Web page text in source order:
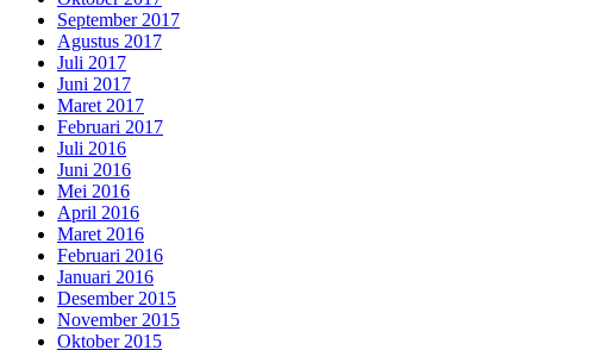
September 2017
Agustus 2017
Juli 2017
Juni 2017
Maret 2017
Februari 2017
Juli 2016
Juni 2016
Mei 2016
April 2016
Maret 2016
Februari 2016
Januari 2016
Desember 2015
November 2015
Oktober 2015